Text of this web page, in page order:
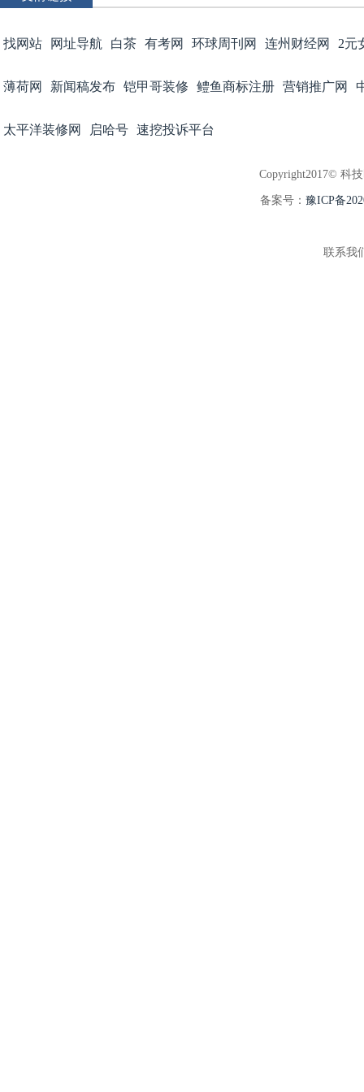
找网站 网址导航 白茶 有考网 环球周刊网 连州财经网 2元
薄荷网 新闻稿发布 铠甲哥装修 鳢鱼商标注册 营销推广网
太平洋装修网 启哈号 速挖投诉平台
Copyright2017© 科
备案号： 豫ICP备
联系我